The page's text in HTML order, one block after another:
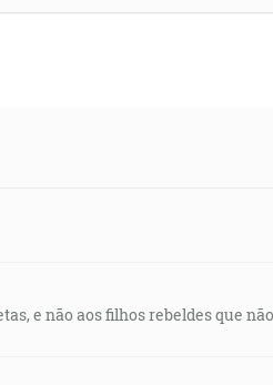
e não aos filhos rebeldes que não